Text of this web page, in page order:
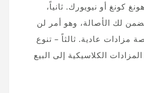
كونغ أو نيويورك. ثانياً،
لك الأصالة، وهو أمر لن
مزادات عادية. ثالثاً – تنوع
الكلاسيكية إلى البيع